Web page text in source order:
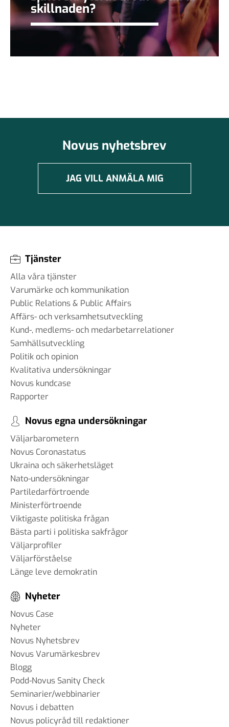
skillnaden?
Novus nyhetsbrev
JAG VILL ANMÄLA MIG
Tjänster
Alla våra tjänster
Varumärke och kommunikation
Public Relations & Public Affairs
Affärs- och verksamhetsutveckling
Kund-, medlems- och medarbetarrelationer
Samhällsutveckling
Politik och opinion
Kvalitativa undersökningar
Novus kundcase
Rapporter
Novus egna undersökningar
Väljarbarometern
Novus Coronastatus
Ukraina och säkerhetsläget
Nato-undersökningar
Partiledarförtroende
Ministerförtroende
Viktigaste politiska frågan
Bästa parti i politiska sakfrågor
Väljarprofiler
Väljarförståelse
Länge leve demokratin
Nyheter
Novus Case
Nyheter
Novus Nyhetsbrev
Novus Varumärkesbrev
Blogg
Podd-Novus Sanity Check
Seminarier/webbinarier
Novus i debatten
Novus policyråd till redaktioner